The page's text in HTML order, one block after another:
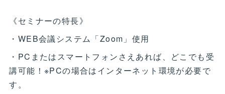
《セミナーの特長》
・WEB会議システム「Zoom」使用
・PCまたはスマートフォンさえあれば、どこでも受
講可能！※PCの場合はインターネット環境が必要で
す。